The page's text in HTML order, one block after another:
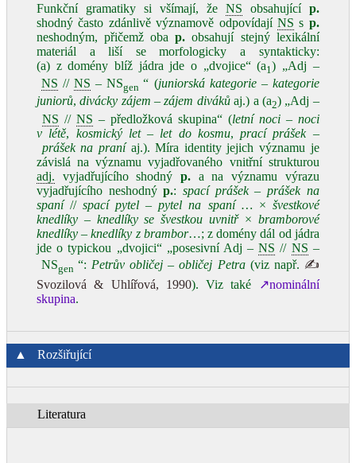
Funkční gramatiky si všímají, že NS obsahující p.
shodný často zdánlivě významově odpovídají NS s p.
neshodným, přičemž obap. obsahují stejný lexikální
materiál a liší se morfologicky a syntakticky:
(a) z domény blíž jádra jde o „dvojice“ (a1) „Adj –
NS //NS – NSgen “ (juniorská kategorie – kategorie
juniorů,divácky zájem – zájem divákůaj.) a (a2) „Adj –
NS // NS – předložková skupina“ (letní noci– noci
v létě, kosmický let– let do kosmu,prací prášek–
prášek na praníaj.). Míra identity jejich významu je
závislá na významu vyjadřovaného vnitřní strukturou
adj. vyjadřujícího shodnýp. a na významu výrazu
vyjadřujícího neshodnýp.:spací prášek – prášek na
spaní//spací pytel – pytel na spaní … × švestkové
knedlíky – knedlíky se švestkou uvnitř× bramborové
knedlíky – knedlíky z brambor…; z domény dál od jádra
jde o typickou „dvojici“ „posesivní Adj –NS // NS –
NSgen “: Petrův obličej –obličej Petra(viz např. ✍
Svozilová & Uhlířová, 1990). Viz také
↗nominální
skupina.
▲ Rozšiřující
Literatura